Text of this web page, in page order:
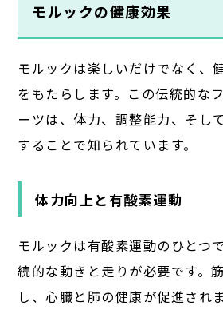
モルックの健康効果
モルックは楽しいだけでなく、
をもたらします。この伝統的な
ーツは、体力、調整能力、そし
することで知られています。
体力向上と有酸素運動
モルックは有酸素運動のひとつ
続的な動きと走りが必要です。
し、心臓と肺の健康が促進されま